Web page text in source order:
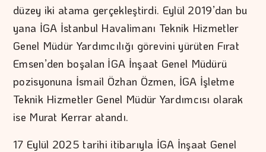
düzey iki atama gerçekleştirdi. Eylül 2019’dan bu
yana İGA İstanbul Havalimanı Teknik Hizmetler
Genel Müdür Yardımcılığı görevini yürüten Fırat
Emsen’den boşalan İGA İnşaat Genel Müdürü
pozisyonuna İsmail Özhan Özmen, İGA İşletme
Teknik Hizmetler Genel Müdür Yardımcısı olarak
ise Murat Kerrar atandı.
17 Eylül 2025 tarihi itibarıyla İGA İnşaat Genel